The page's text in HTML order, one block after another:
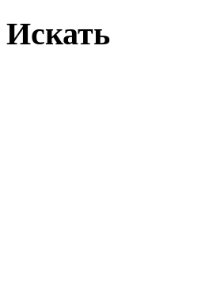
Искать